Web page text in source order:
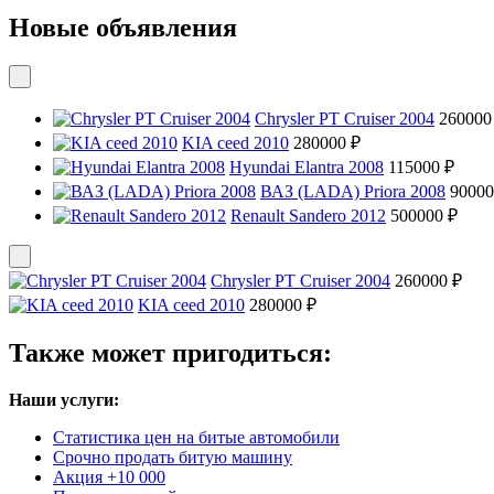
Новые объявления
Chrysler PT Cruiser 2004
KIA ceed 2010 280000 ₽
Hyundai Elantra 2008 115000 ₽
ВАЗ (LADA) Priora 2008
Renault Sandero 2012 500000 ₽
Chrysler PT Cruiser 2004 260000 ₽
KIA ceed 2010 280000 ₽
Также может пригодиться:
Наши услуги:
Статистика цен на битые автомобили
Срочно продать битую машину
Акция +10 000